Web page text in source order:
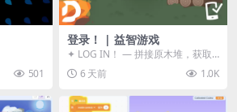
501
登录！ | 益智游戏
✦ LOG IN！ — 拼接原木堆，获取
分数！ ᑕ☲◎ ᑕ☲◎ ᑕ☲◎ ᑕ☲◎ ...
6 天前 1.0K